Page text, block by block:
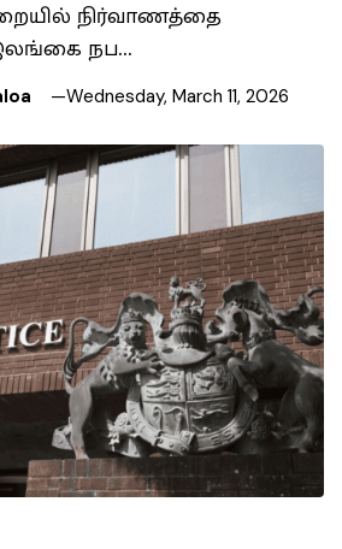
நிர்வாணத்தை
நப…
Wednesday, March 11, 2026